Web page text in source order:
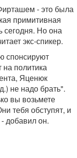
- это была
примитивная
сегодня. Но она
экс-спикер.
спонсируют
политика
Яценюк
не надо брать".
вы возьмете
тебя обступят, и
добавил он.